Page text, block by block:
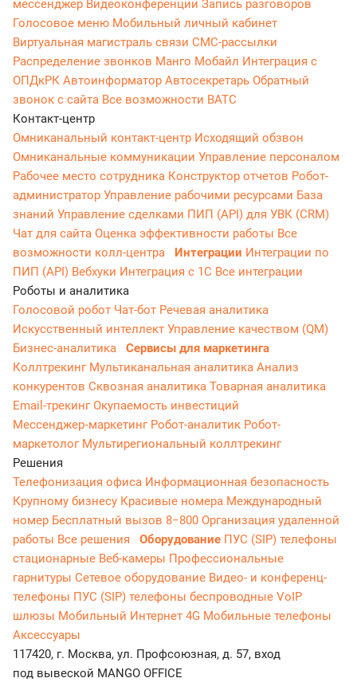
мессенджер Видеоконференции Запись разговоров
Голосовое меню Мобильный личный кабинет
Виртуальная магистраль связи СМС-рассылки
Распределение звонков Манго Мобайл Интеграция с
ОПДкРК Автоинформатор Автосекретарь Обратный
звонок с сайта Все возможности ВАТС
Контакт-центр
Омниканальный контакт-центр Исходящий обзвон
Омниканальные коммуникации Управление персоналом
Рабочее место сотрудника Конструктор отчетов Робот-
администратор Управление рабочими ресурсами База
знаний Управление сделками ПИП (API) для УВК (CRM)
Чат для сайта Оценка эффективности работы Все
возможности колл-центра
Интеграции Интеграции по
ПИП (API) Вебхуки Интеграция с 1С Все интеграции
Роботы и аналитика
Голосовой робот Чат-бот Речевая аналитика
Искусственный интеллект Управление качеством (QM)
Бизнес-аналитика
Сервисы для маркетинга
Коллтрекинг Мультиканальная аналитика Анализ
конкурентов Сквозная аналитика Товарная аналитика
Email-трекингОкупаемость инвестиций
Мессенджер‑маркетинг Робот-аналитик Робот-
маркетолог Мультирегиональный коллтрекинг
Решения
Телефонизация офиса Информационная безопасность
Крупному бизнесу Красивые номера Международный
номер Бесплатный вызов 8−800 Организация удаленной
работы Все решения Оборудование ПУС (SIP) телефоны
стационарные Веб-камеры Профессиональные
гарнитуры Сетевое оборудование Видео- и конференц-
телефоны ПУС (SIP) телефоны беспроводные VoIP
шлюзы Мобильный Интернет 4G Мобильные телефоны
Аксессуары
117420, г. Москва, ул. Профсоюзная, д. 57, вход
под вывеской MANGO OFFICE